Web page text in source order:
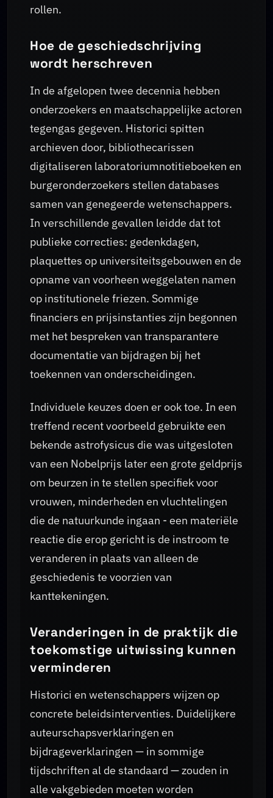
rollen.
Hoe de geschiedschrijving
wordt herschreven
In de afgelopen twee decennia hebben
onderzoekers en maatschappelijke actoren
tegengas gegeven. Historici spitten
archieven door, bibliothecarissen
digitaliseren laboratoriumnotitieboeken en
burgeronderzoekers stellen databases
samen van genegeerde wetenschappers.
In verschillende gevallen leidde dat tot
publieke correcties: gedenkdagen,
plaquettes op universiteitsgebouwen en de
opname van voorheen weggelaten namen
op institutionele friezen. Sommige
financiers en prijsinstanties zijn begonnen
met het bespreken van transparantere
documentatie van bijdragen bij het
toekennen van onderscheidingen.
Individuele keuzes doen er ook toe. In een
treffend recent voorbeeld gebruikte een
bekende astrofysicus die was uitgesloten
van een Nobelprijs later een grote geldprijs
om beurzen in te stellen specifiek voor
vrouwen, minderheden en vluchtelingen
die de natuurkunde ingaan - een materiële
reactie die erop gericht is de instroom te
veranderen in plaats van alleen de
geschiedenis te voorzien van
kanttekeningen.
Veranderingen in de praktijk die
toekomstige uitwissing kunnen
verminderen
Historici en wetenschappers wijzen op
concrete beleidsinterventies. Duidelijkere
auteurschapsverklaringen en
bijdrageverklaringen — in sommige
tijdschriften al de standaard — zouden in
alle vakgebieden moeten worden